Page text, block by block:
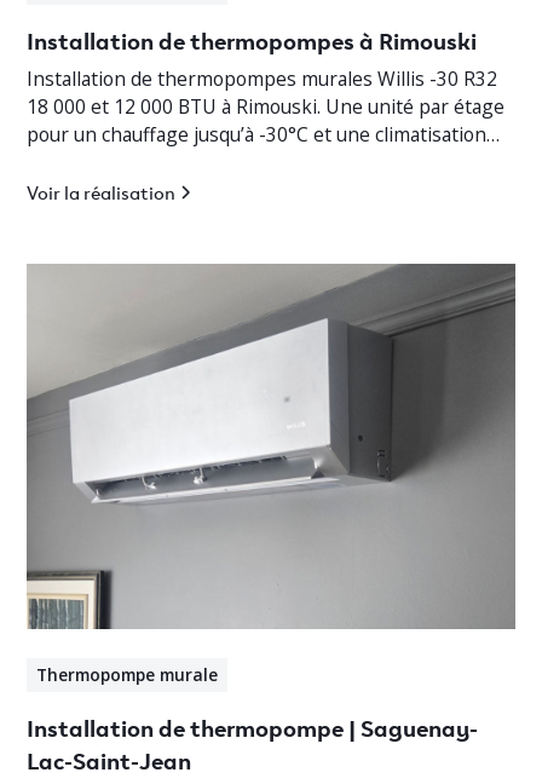
Installation de thermopompes à Rimouski
Installation de thermopompes murales Willis -30 R32
18 000 et 12 000 BTU à Rimouski. Une unité par étage
pour un chauffage jusqu’à -30°C et une climatisation
Voir la réalisation
Thermopompe murale
Installation de thermopompe | Saguenay-
Lac-Saint-Jean